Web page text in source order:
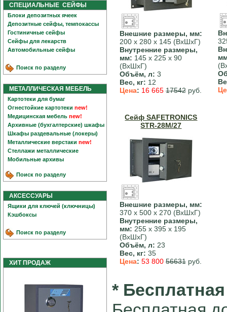
СПЕЦИАЛЬНЫЕ СЕЙФЫ
Блоки депозитных ячеек
Депозитные сейфы, темпокассы
Гостиничные сейфы
Сейфы для лекарств
Автомобильные сейфы
Поиск по разделу
МЕТАЛЛИЧЕСКАЯ МЕБЕЛЬ
Картотеки для бумаг
Огнестойкие картотеки new!
Медицинская мебель new!
Архивные (бухгалтерские) шкафы
Шкафы раздевальные (локеры)
Металлические верстаки new!
Стеллажи металлические
Мобильные архивы
Поиск по разделу
АКСЕССУАРЫ
Ящики для ключей (ключницы)
Кэшбоксы
Поиск по разделу
ХИТ ПРОДАЖ
Внешние размеры, мм:
200 х 280 х 145 (ВхШхГ)
Внутренние размеры,
мм: 145 х 225 х 90
(ВхШхГ)
Объём, л: 3
Вес, кг: 12
Цена: 16 665 17542 руб.
Сейф SAFETRONICS
STR-28M/27
Внешние размеры, мм:
370 х 500 х 270 (ВхШхГ)
Внутренние размеры,
мм: 255 х 395 х 195
(ВхШхГ)
Объём, л: 23
Вес, кг: 35
Цена: 53 800 56631 руб.
*